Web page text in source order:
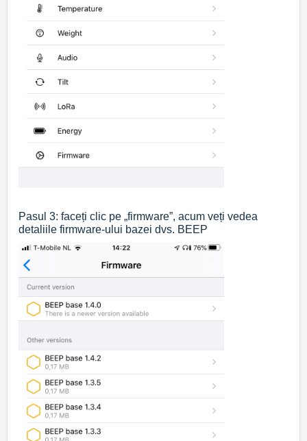
Pasul 3: faceți clic pe „firmware”, acum veți vedea
detaliile firmware-ului bazei dvs. BEEP